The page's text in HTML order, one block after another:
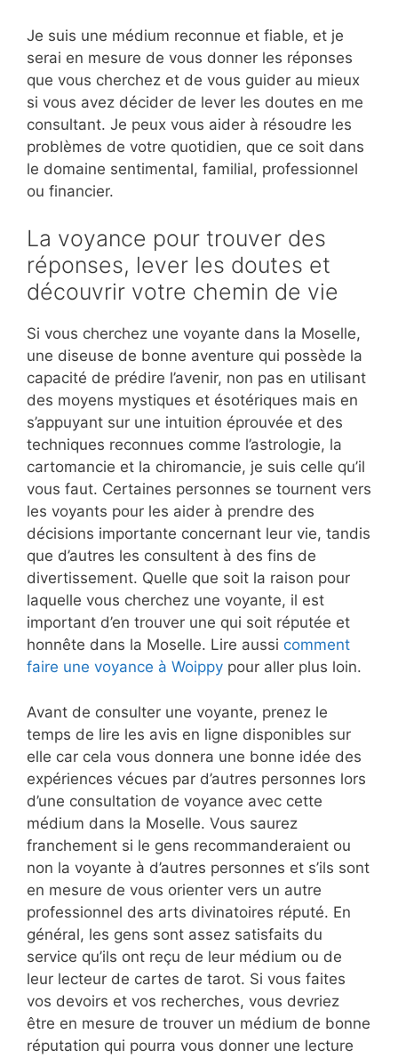
Je suis une médium reconnue et fiable, et je
serai en mesure de vous donner les réponses
que vous cherchez et de vous guider au mieux
si vous avez décider de lever les doutes en me
consultant. Je peux vous aider à résoudre les
problèmes de votre quotidien, que ce soit dans
le domaine sentimental, familial, professionnel
ou financier.
La voyance pour trouver des
réponses, lever les doutes et
découvrir votre chemin de vie
Si vous cherchez une voyante dans la Moselle,
une diseuse de bonne aventure qui possède la
capacité de prédire l’avenir, non pas en utilisant
des moyens mystiques et ésotériques mais en
s’appuyant sur une intuition éprouvée et des
techniques reconnues comme l’astrologie, la
cartomancie et la chiromancie, je suis celle qu’il
vous faut. Certaines personnes se tournent vers
les voyants pour les aider à prendre des
décisions importante concernant leur vie, tandis
que d’autres les consultent à des fins de
divertissement. Quelle que soit la raison pour
laquelle vous cherchez une voyante, il est
important d’en trouver une qui soit réputée et
honnête dans la Moselle. Lire aussi comment
faire une voyance à Woippy pour aller plus loin.
Avant de consulter une voyante, prenez le
temps de lire les avis en ligne disponibles sur
elle car cela vous donnera une bonne idée des
expériences vécues par d’autres personnes lors
d’une consultation de voyance avec cette
médium dans la Moselle. Vous saurez
franchement si le gens recommanderaient ou
non la voyante à d’autres personnes et s’ils sont
en mesure de vous orienter vers un autre
professionnel des arts divinatoires réputé. En
général, les gens sont assez satisfaits du
service qu’ils ont reçu de leur médium ou de
leur lecteur de cartes de tarot. Si vous faites
vos devoirs et vos recherches, vous devriez
être en mesure de trouver un médium de bonne
réputation qui pourra vous donner une lecture